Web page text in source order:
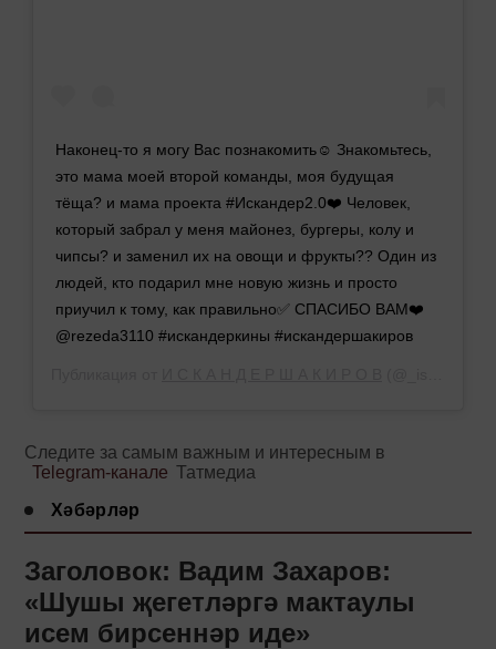
Наконец-то я могу Вас познакомить☺️ Знакомьтесь,
это мама моей второй команды, моя будущая
тёща? и мама проекта #Искандер2.0❤️ Человек,
который забрал у меня майонез, бургеры, колу и
чипсы? и заменил их на овощи и фрукты?? Один из
людей, кто подарил мне новую жизнь и просто
приучил к тому, как правильно✅ СПАСИБО ВАМ❤️
@rezeda3110 #искандеркины #искандершакиров
Следите за самым важным и интересным в
Telegram-канале Татмедиа
Хәбәрләр
Заголовок: Вадим Захаров:
«Шушы җегетләргә мактаулы
исем бирсеннәр иде»